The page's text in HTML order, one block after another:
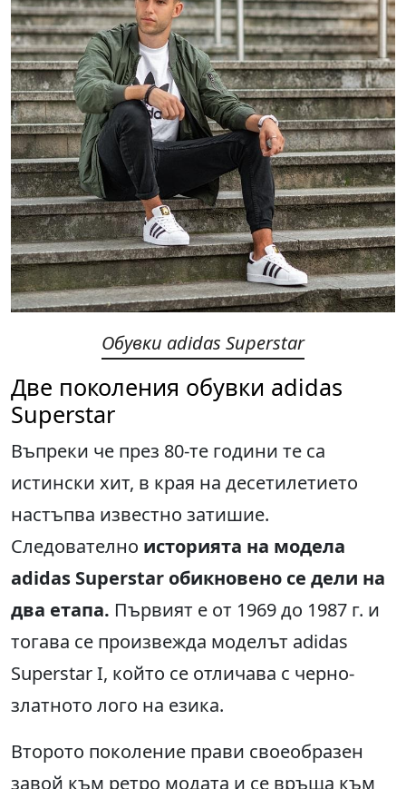
Обувки adidas Superstar
Две поколения обувки adidas
Superstar
Въпреки че през 80-те години те са
истински хит, в края на десетилетието
настъпва известно затишие.
Следователно историята на модела
adidas Superstar обикновено се дели на
два етапа. Първият е от 1969 до 1987 г. и
тогава се произвежда моделът adidas
Superstar I, който се отличава с черно-
златното лого на езика.
Второто поколение прави своеобразен
завой към ретро модата и се връща към